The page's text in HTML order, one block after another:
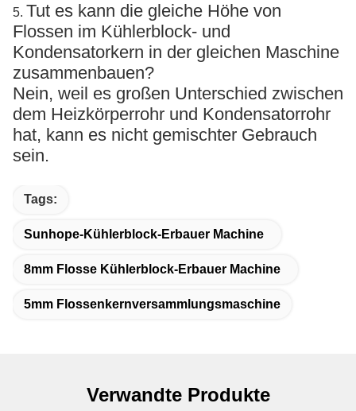
5. Tut es kann die gleiche Höhe von
Flossen im Kühlerblock- und
Kondensatorkern in der gleichen Maschine
zusammenbauen?
Nein, weil es großen Unterschied zwischen
dem Heizkörperrohr und Kondensatorrohr
hat, kann es nicht gemischter Gebrauch
sein.
Tags:
Sunhope-Kühlerblock-Erbauer Machine
8mm Flosse Kühlerblock-Erbauer Machine
5mm Flossenkernversammlungsmaschine
Verwandte Produkte